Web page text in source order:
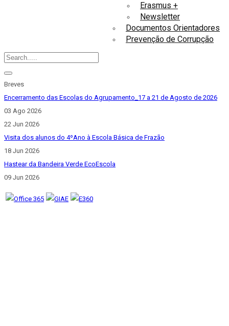
Erasmus +
Newsletter
Documentos Orientadores
Prevenção de Corrupção
Breves
Encerramento das Escolas do Agrupamento_17 a 21 de Agosto de 2026
03 Ago 2026
22 Jun 2026
Visita dos alunos do 4ºAno à Escola Básica de Frazão
18 Jun 2026
Hastear da Bandeira Verde EcoEscola
09 Jun 2026